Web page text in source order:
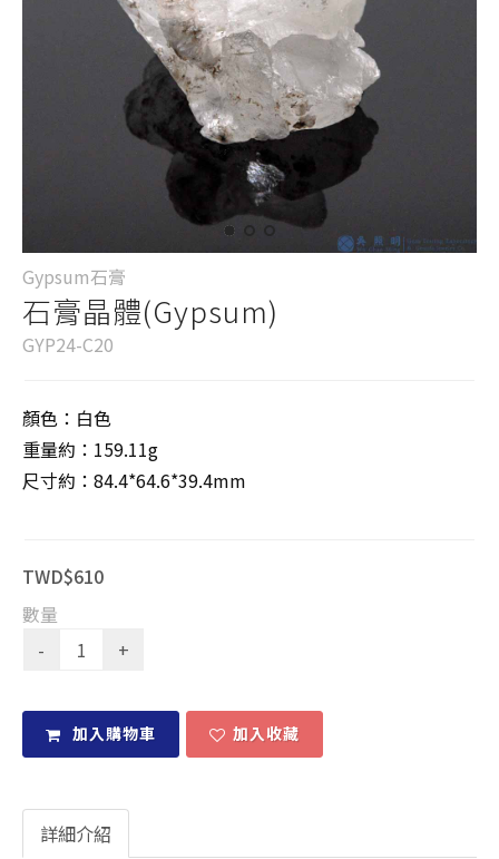
Gypsum石膏
石膏晶體(Gypsum)
GYP24-C20
顏色：白色
重量約：159.11g
尺寸約：84.4*64.6*39.4mm
TWD$610
數量
加入購物車 加入收藏
詳細介紹